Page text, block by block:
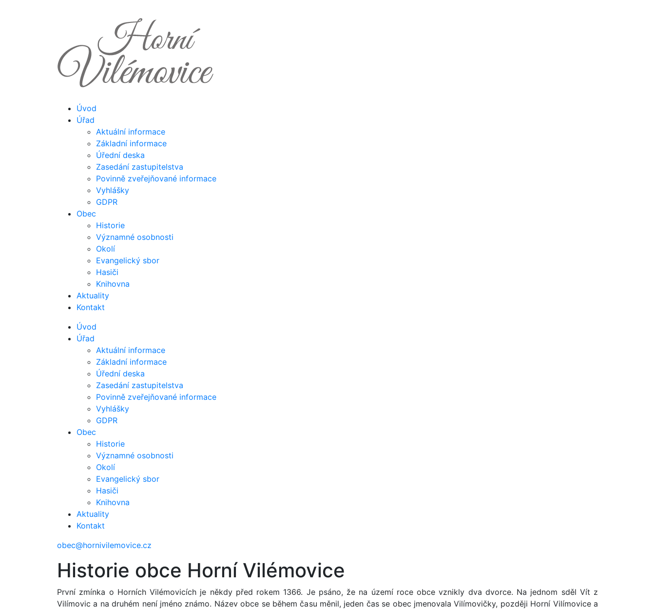
Úvod
Úřad
Aktuální informace
Základní informace
Úřední deska
Zasedání zastupitelstva
Povinně zveřejňované informace
Vyhlášky
GDPR
Obec
Historie
Významné osobnosti
Okolí
Evangelický sbor
Hasiči
Knihovna
Aktuality
Kontakt
Úvod
Úřad
Aktuální informace
Základní informace
Úřední deska
Zasedání zastupitelstva
Povinně zveřejňované informace
Vyhlášky
GDPR
Obec
Historie
Významné osobnosti
Okolí
Evangelický sbor
Hasiči
Knihovna
Aktuality
Kontakt
obec@hornivilemovice.cz
Historie obce Horní Vilémovice
První zmínka o Horních Vilémovicích je někdy před rokem 1366. Je psáno, že na území roce obce vznikly dva dvorce. Na jednom sděl Vít z
Vilímovic a na druhém není jméno známo. Název obce se během času měnil, jeden čas se obec jmenovala Vilímovičky, později Horní Vilímovice a